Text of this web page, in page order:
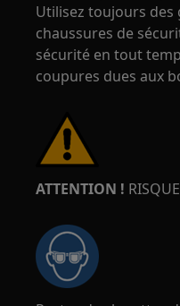
Utilisez toujours des
chaussures de
sécurité en tout
coupures dues aux
ATTENTION !